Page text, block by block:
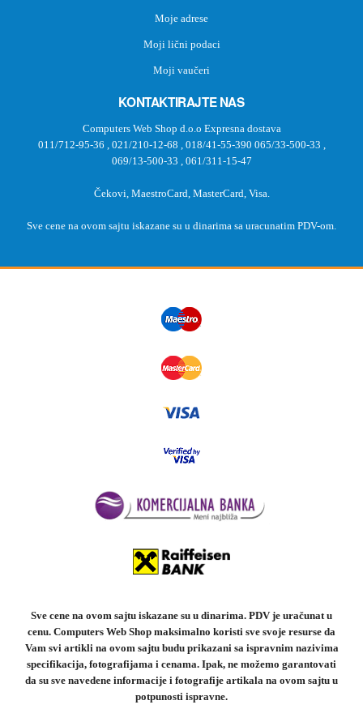
Moje adrese
Moji lični podaci
Moji vaučeri
KONTAKTIRAJTE NAS
Computers Web Shop d.o.o Expresna dostava
011/712-95-36
021/210-12-68 018/41-55-390 065/33-500-33
069/13-500-33
061/311-15-47
Čekovi, MaestroCard, MasterCard, Visa.
Sve cene na ovom sajtu iskazane su u dinarima sa uracunatim PDV-om.
Sve cene na ovom sajtu iskazane su u dinarima. PDV je uračunat u
cenu. Computers Web Shop maksimalno koristi sve svoje resurse da
Vam svi artikli na ovom sajtu budu prikazani sa ispravnim nazivima
specifikacija, fotografijama i cenama. Ipak, ne možemo garantovati
da su sve navedene informacije i fotografije artikala na ovom sajtu u
potpunosti ispravne.